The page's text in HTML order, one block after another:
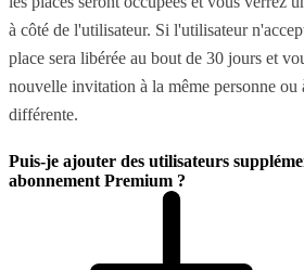
à côté de l'utilisateur. Si l'utilisateur
place sera libérée au bout de 30 jours et
nouvelle invitation à la même personne ou
différente.
Puis-je ajouter des utilisateurs
abonnement Premium ?